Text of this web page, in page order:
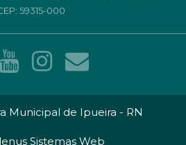
59315-000
Municipal de Ipueira - RN
Sistemas Web